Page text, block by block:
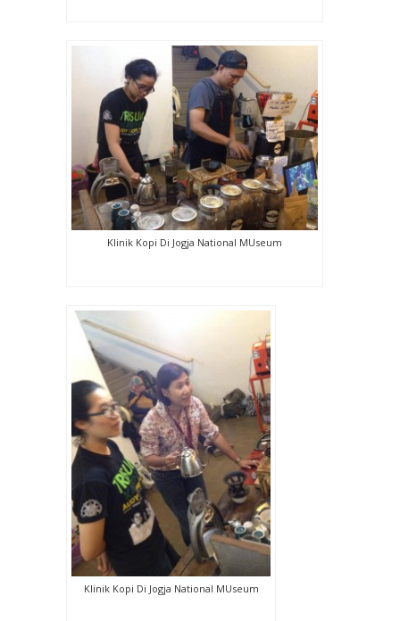
Klinik Kopi Di Jogja National MUseum
Klinik Kopi Di Jogja National MUseum